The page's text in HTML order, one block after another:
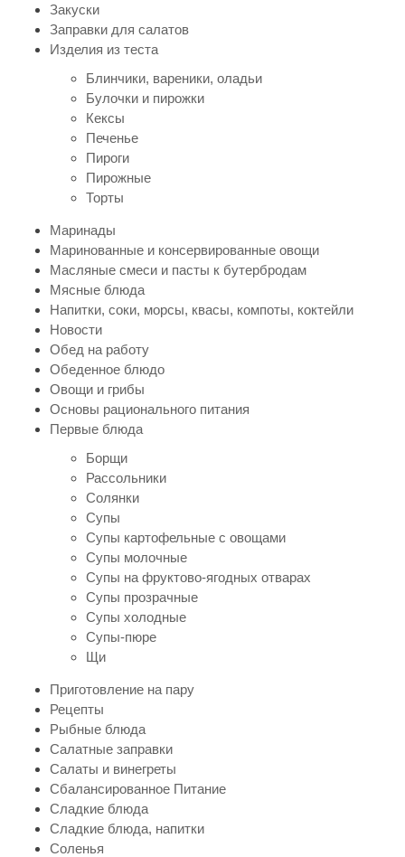
Закуски
Заправки для салатов
Изделия из теста
Блинчики, вареники, оладьи
Булочки и пирожки
Кексы
Печенье
Пироги
Пирожные
Торты
Маринады
Маринованные и консервированные овощи
Масляные смеси и пасты к бутербродам
Мясные блюда
Напитки, соки, морсы, квасы, компоты, коктейли
Новости
Обед на работу
Обеденное блюдо
Овощи и грибы
Основы рационального питания
Первые блюда
Борщи
Рассольники
Солянки
Супы
Супы картофельные с овощами
Супы молочные
Супы на фруктово-ягодных отварах
Супы прозрачные
Супы холодные
Супы-пюре
Щи
Приготовление на пару
Рецепты
Рыбные блюда
Салатные заправки
Салаты и винегреты
Сбалансированное Питание
Сладкие блюда
Сладкие блюда, напитки
Соленья